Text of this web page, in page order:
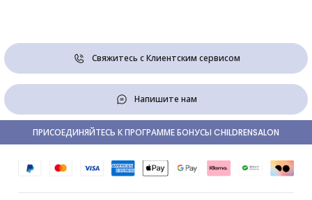
Свяжитесь с Клиентским сервисом
Напишите нам
ПРИСОЕДИНЯЙТЕСЬ К ПРОГРАММЕ БОНУСЫ CHILDRENSALON